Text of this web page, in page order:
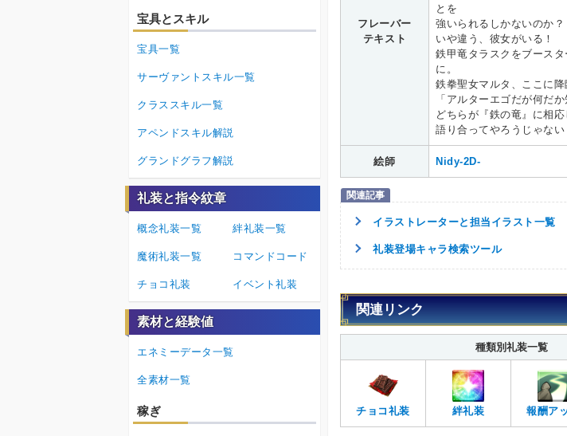
フレーバー
テキスト
とを
強いられるしかないのか？
いや違う、彼女がいる！
鉄甲竜タラスクをブース
に。
鉄拳聖女マルタ、ここに降
「アルターエゴだが何だ
どちらが『鉄の竜』に相
語り合ってやろうじゃない
絵師 Nidy-2D-
イラストレーターと担当イラスト一覧
礼装登場キャラ検索ツール
関連リンク
種類別礼装一覧
チョコ礼装 絆礼装 報酬ア
宝具とスキル
宝具一覧
サーヴァントスキル一覧
クラススキル一覧
アペンドスキル解説
グランドグラフ解説
礼装と指令紋章
概念礼装一覧 絆礼装一覧
魔術礼装一覧 コマンドコード
チョコ礼装 イベント礼装
素材と経験値
エネミーデータ一覧
全素材一覧
稼ぎ